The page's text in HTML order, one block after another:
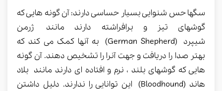
سگها حس شنوایی بسیار حساسی دارند: آن گونه هایی که
گوشهای تیز و برافراشته دارند مانند ژرمن
شیپرد (German Shepherd) به آنها کمک می کند که
بهتر صدا را دریافت و جهت آنرا را تشخیص دهند. آن گونه
هایی که گوشهای بلند ، نرم و افتاده ای دارند مانند بلاد
هاند (Bloodhound) این توانایی را ندارند. دلیل داشتن